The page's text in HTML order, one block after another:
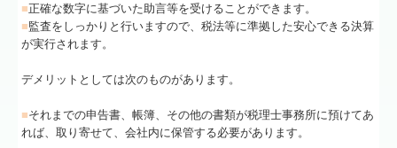
■正確な数字に基づいた助言等を受けることができます。
■監査をしっかりと行いますので、税法等に準拠した安心できる決算
が実行されます。
デメリットとしては次のものがあります。
■それまでの申告書、帳簿、その他の書類が税理士事務所に預けてあ
れば、取り寄せて、会社内に保管する必要があります。